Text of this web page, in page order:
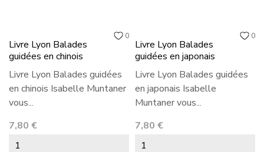
0
Livre Lyon Balades
guidées en chinois
Livre Lyon Balades guidées
en chinois Isabelle Muntaner
vous...
Prix
7,80 €
0
Livre Lyon Balades
guidées en japonais
Livre Lyon Balades guidées
en japonais Isabelle
Muntaner vous...
Prix
7,80 €